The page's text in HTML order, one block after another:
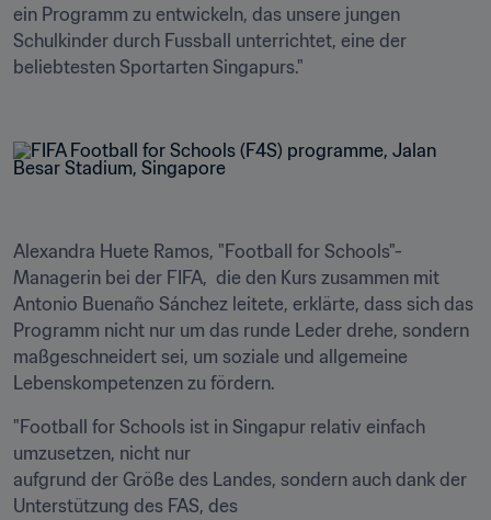
ein Programm zu entwickeln, das unsere jungen
Schulkinder durch Fussball unterrichtet, eine der
beliebtesten Sportarten Singapurs."
Alexandra Huete Ramos, "Football for Schools"-
Managerin bei der FIFA,  die den Kurs zusammen mit
Antonio Buenaño Sánchez leitete, erklärte, dass sich das
Programm nicht nur um das runde Leder drehe, sondern
maßgeschneidert sei, um soziale und allgemeine
Lebenskompetenzen zu fördern.
"Football for Schools ist in Singapur relativ einfach
umzusetzen, nicht nur
aufgrund der Größe des Landes, sondern auch dank der
Unterstützung des FAS, des